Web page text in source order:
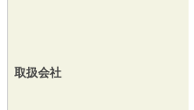
取扱会社